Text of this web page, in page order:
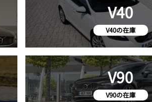
V40
V40の在庫
V90
V90の在庫